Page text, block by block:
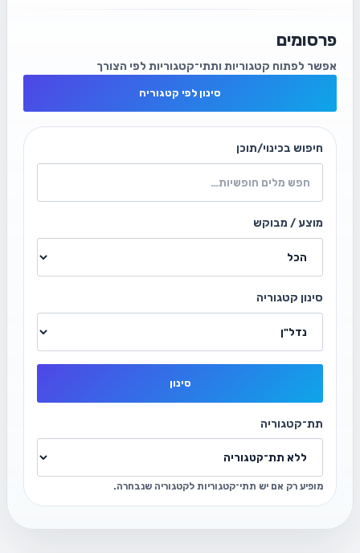
פרסומים
אפשר לפתוח קטגוריות ותתי־קטגוריות לפי הצורך
סינון לפי קטגוריה
חיפוש בכינוי/תוכן
מוצע / מבוקש
סינון קטגוריה
סינון
תת־קטגוריה
מופיע רק אם יש תתי־קטגוריות לקטגוריה שנבחרה.